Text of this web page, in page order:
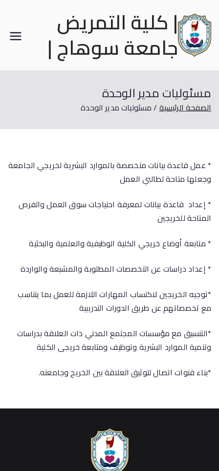
| كلية التمريض
جامعة سوهاج |
مسئوليات مدير الوحدة
الصفحة الرئيسية مسئوليات مدير الوحدة
* عمل قاعدة بيانات متخصصة بالموارد البشرية لخريجي الجامعة
وجعلها متاحة لطالبي العمل
* إعداد قاعدة بيانات لمعرفة احتياجات سوق العمل والفرص
المتاحة للخريجين
* متابعة أوضاع خريجي الكلية الوظيفية والعلمية والبحثية
* إعداد دراسات عن التخصصات المطلوبة والمشبعة والواردة
*توجيه الخريجين لاكتساب المهارات اللازمة للعمل بما يتناسب
مع تخصصاتهم عن طريق الدورات التدريبية
*التنسيق مع مؤسسات المجتمع المدني ذات العلاقة بدراسات
وتنمية الموارد البشرية وتوظيف ومتابعة خريجى الكلية
*بناء قنوات اتصال لتوثيق العلاقة بين الخريج وجامعته.